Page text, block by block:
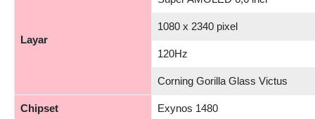
Layar
1080 x 2340 pixel
120Hz
Corning Gorilla Glass Victus
Chipset Exynos 1480